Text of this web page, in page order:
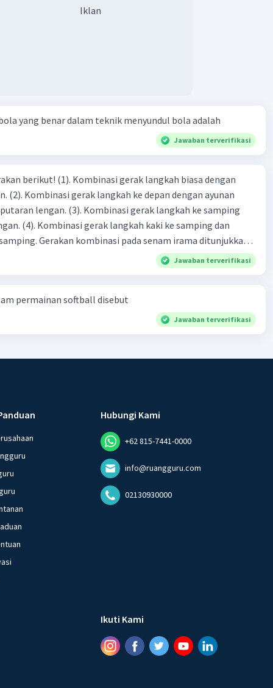
Iklan
yang benar dalam teknik menyundul bola adalah​
Jawaban terverifikasi
gerak langkah biasa dengan
gerak langkah ke samping
samping dan
irama ditunjukkan
Jawaban terverifikasi
permainan softball disebut
Jawaban terverifikasi
Hubungi Kami
+62 815-7441-0000
info@ruangguru.com
02130930000
Ikuti Kami